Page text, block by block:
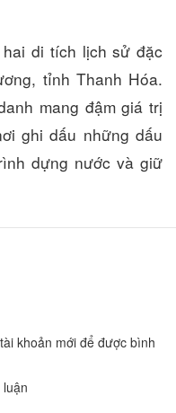
di tích lịch sử đặc
tỉnh Thanh Hóa.
mang đậm giá trị
ghi dấu những dấu
dựng nước và giữ
tài khoản mới để được bình